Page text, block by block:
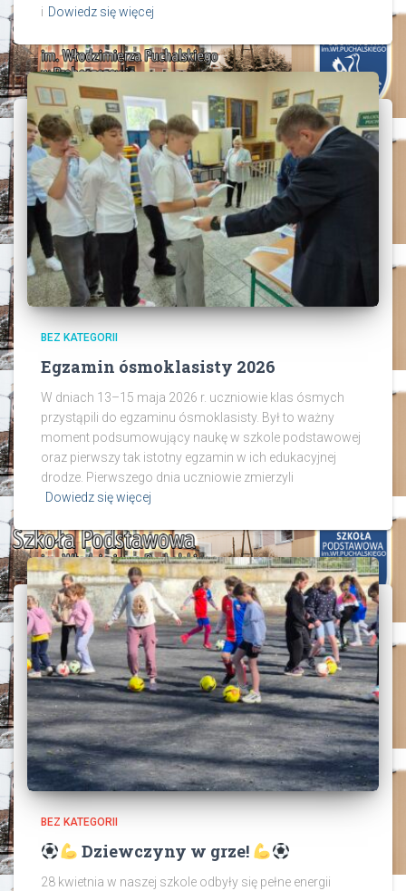
i Dowiedz się więcej
BEZ KATEGORII
Egzamin ósmoklasisty 2026
W dniach 13–15 maja 2026 r. uczniowie klas ósmych
przystąpili do egzaminu ósmoklasisty. Był to ważny
moment podsumowujący naukę w szkole podstawowej
oraz pierwszy tak istotny egzamin w ich edukacyjnej
drodze. Pierwszego dnia uczniowie zmierzyli
Dowiedz się więcej
BEZ KATEGORII
Dziewczyny w grze!
28 kwietnia w naszej szkole odbyły się pełne energii